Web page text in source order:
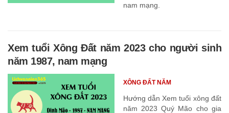
nam mạng.
Xem tuổi Xông Đất năm 2023 cho người sinh
năm 1987, nam mạng
Hướng dẫn Xem tuổi xông đất
năm 2023 Quý Mão cho gia
XÔNG ĐẤT NĂM